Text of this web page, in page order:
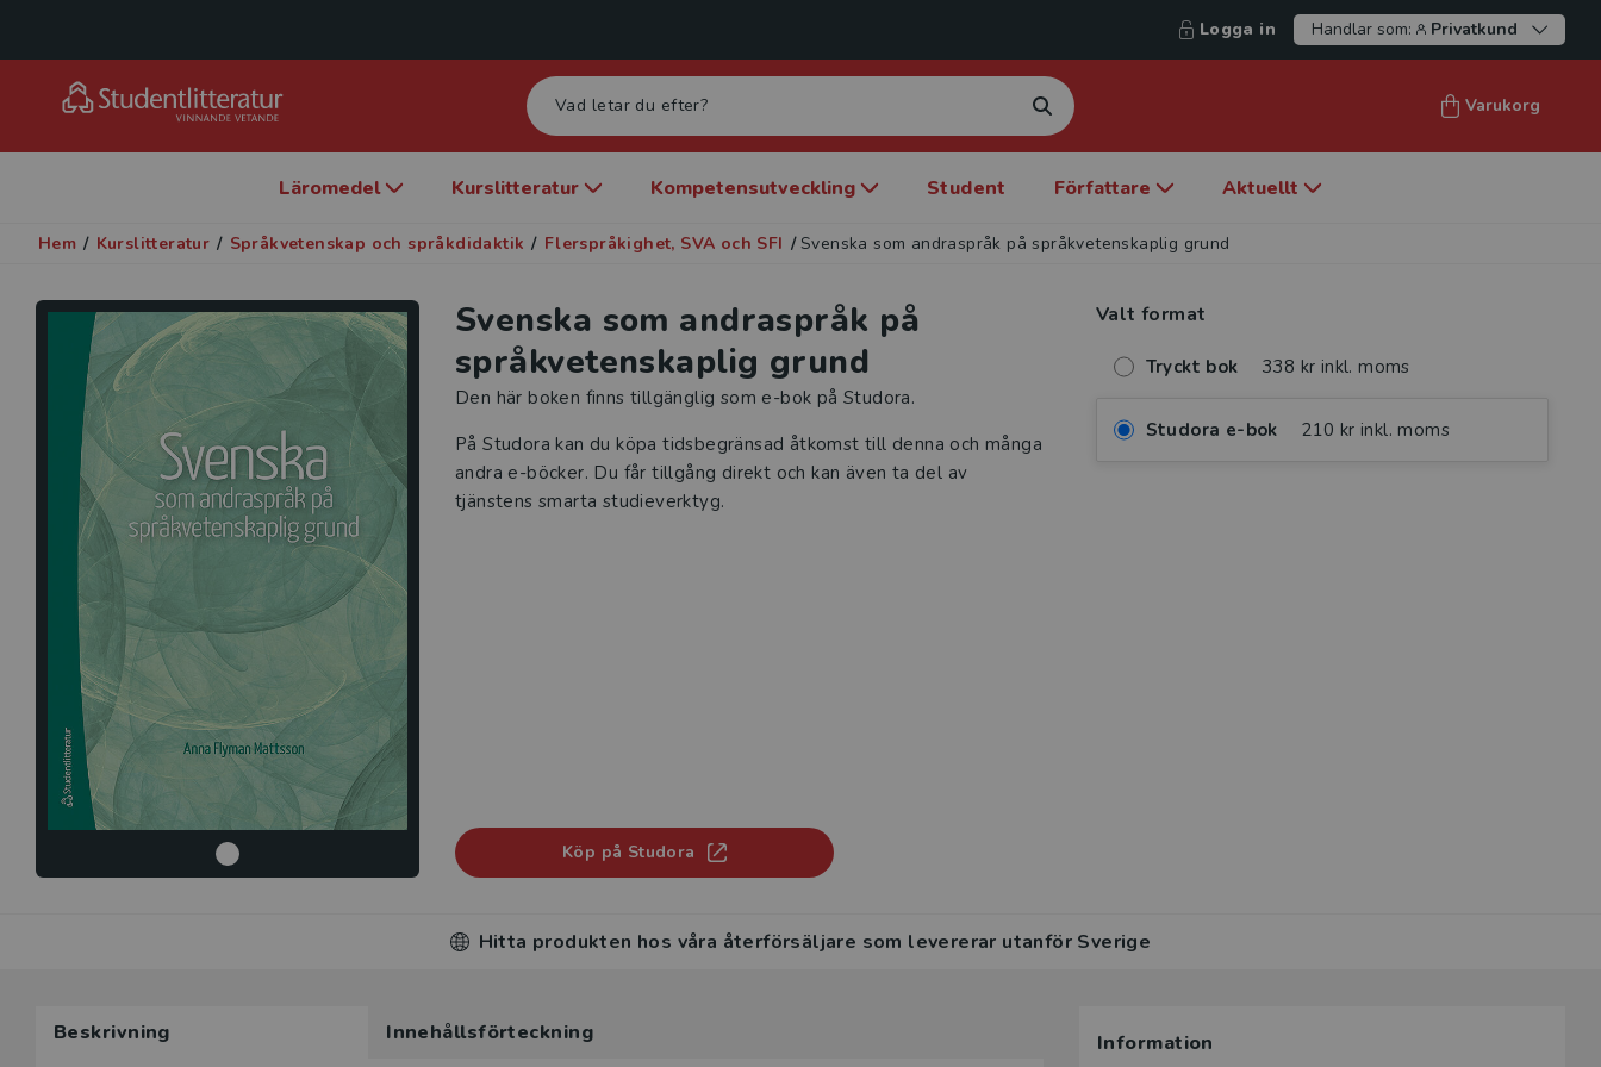
Logga in Handlar som: Privatkund
Varukorg
Läromedel Kurslitteratur Kompetensutveckling Student Författare Aktuellt
Hem / Kurslitteratur / Språkvetenskap och språkdidaktik / Flerspråkighet, SVA och SFI / Svenska som andraspråk på språkvetenskaplig grund
Svenska som andraspråk på
språkvetenskaplig grund
Den här boken finns tillgänglig som e-bok på Studora.
På Studora kan du köpa tidsbegränsad åtkomst till denna och många
andra e-böcker. Du får tillgång direkt och kan även ta del av
tjänstens smarta studieverktyg.
Köp på Studora
Valt format
Tryckt bok 338 kr inkl. moms
Studora e-bok 210 kr inkl. moms
Hitta produkten hos våra återförsäljare som levererar utanför Sverige
Beskrivning Innehållsförteckning Information